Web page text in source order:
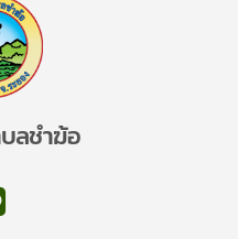
ลชำฆ้อ